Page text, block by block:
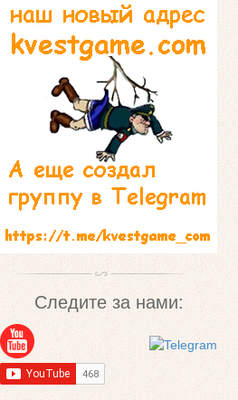
Следите за нами: